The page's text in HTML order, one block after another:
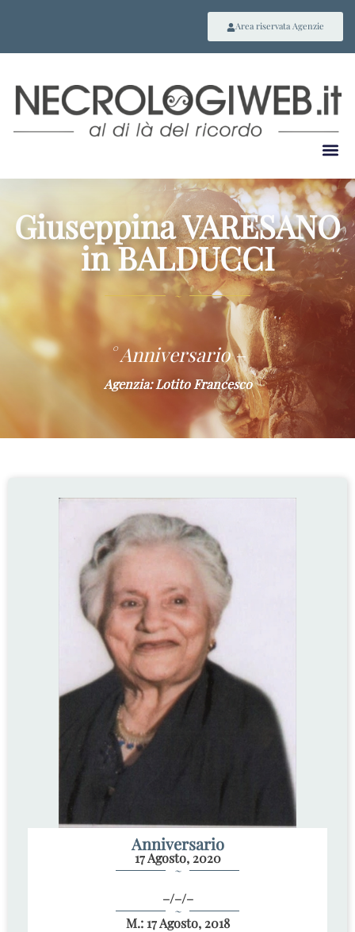
Area riservata Agenzie
Giuseppina VARESANO
in BALDUCCI
~
° Anniversario –
Agenzia: Lotito Francesco
Anniversario
17 Agosto, 2020
~
–/–/–
~
M.: 17 Agosto, 2018